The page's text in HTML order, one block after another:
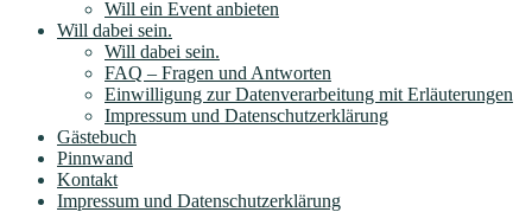
Will ein Event anbieten
Will dabei sein.
Will dabei sein.
FAQ – Fragen und Antworten
Einwilligung zur Datenverarbeitung mit Erläuterungen
Impressum und Datenschutzerklärung
Gästebuch
Pinnwand
Kontakt
Impressum und Datenschutzerklärung